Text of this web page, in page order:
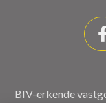
BIV-erkende